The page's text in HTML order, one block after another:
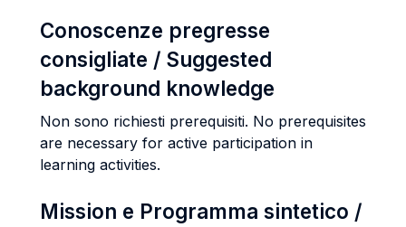
Conoscenze pregresse
consigliate / Suggested
background knowledge
Non sono richiesti prerequisiti. No prerequisites
are necessary for active participation in
learning activities.
Mission e Programma sintetico /